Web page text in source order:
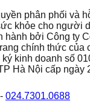
phân phối và
khỏe cho người
hành bởi Công ty
chính thức của
kinh doanh số
Hà Nội cấp ngày
- 024.7301.0688